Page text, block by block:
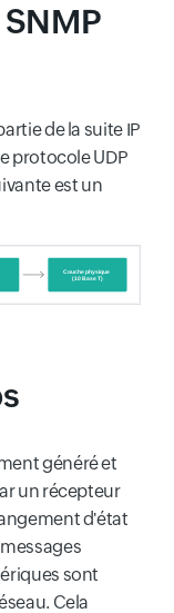
de la suite IP
protocole UDP
est un
généré et
un récepteur
d'état
sont
Cela